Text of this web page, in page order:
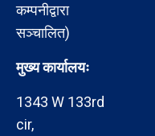
कम्पनीद्वारा
सञ्चालित)
मुख्य कार्यालयः
1343 W 133rd
cir,